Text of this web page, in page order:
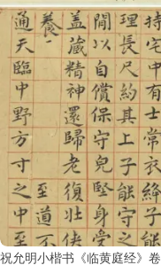
祝允明小楷书《临黄庭经》卷